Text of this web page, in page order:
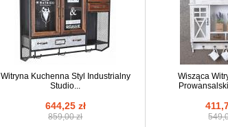
Witryna Kuchenna Styl Industrialny
Studio...
644,25 zł
859,00 zł
Wisząca